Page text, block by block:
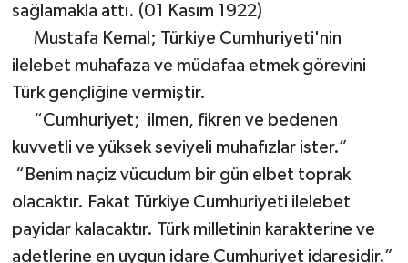
sağlamakla attı. (01 Kasım 1922)
Mustafa Kemal; Türkiye Cumhuriyeti'nin
ilelebet muhafaza ve müdafaa etmek görevini
Türk gençliğine vermiştir.
“Cumhuriyet; ilmen, fikren ve bedenen
kuvvetli ve yüksek seviyeli muhafızlar ister.”
“Benim naçiz vücudum bir gün elbet toprak
olacaktır. Fakat Türkiye Cumhuriyeti ilelebet
payidar kalacaktır. Türk milletinin karakterine ve
adetlerine en uygun idare Cumhuriyet idaresidir.”